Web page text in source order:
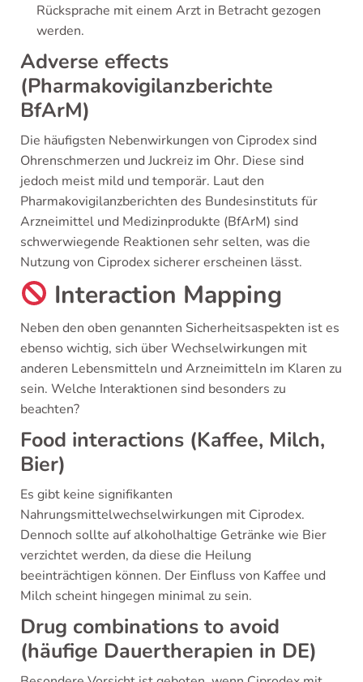
Rücksprache mit einem Arzt in Betracht gezogen
werden.
Adverse effects
(Pharmakovigilanzberichte
BfArM)
Die häufigsten Nebenwirkungen von Ciprodex sind
Ohrenschmerzen und Juckreiz im Ohr. Diese sind
jedoch meist mild und temporär. Laut den
Pharmakovigilanzberichten des Bundesinstituts für
Arzneimittel und Medizinprodukte (BfArM) sind
schwerwiegende Reaktionen sehr selten, was die
Nutzung von Ciprodex sicherer erscheinen lässt.
Interaction Mapping
Neben den oben genannten Sicherheitsaspekten ist es
ebenso wichtig, sich über Wechselwirkungen mit
anderen Lebensmitteln und Arzneimitteln im Klaren zu
sein. Welche Interaktionen sind besonders zu
beachten?
Food interactions (Kaffee, Milch,
Bier)
Es gibt keine signifikanten
Nahrungsmittelwechselwirkungen mit Ciprodex.
Dennoch sollte auf alkoholhaltige Getränke wie Bier
verzichtet werden, da diese die Heilung
beeinträchtigen können. Der Einfluss von Kaffee und
Milch scheint hingegen minimal zu sein.
Drug combinations to avoid
(häufige Dauertherapien in DE)